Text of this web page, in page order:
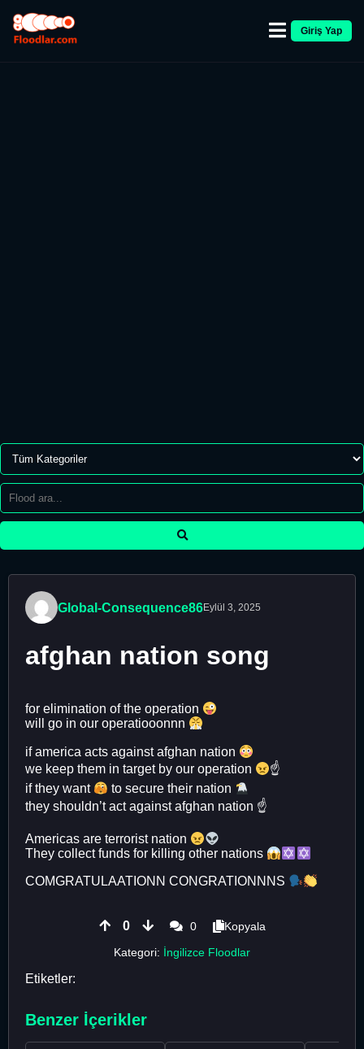
Giriş Yap
Global-Consequence86Eylül 3, 2025
afghan nation song
for elimination of the operation
will go in our operatiooonnn
if america acts against afghan nation
we keep them in target by our operation
☝
if they want
to secure their nation
they shouldn’t act against afghan nation ☝️
Americas are terrorist nation
They collect funds for killing other nations
COMGRATULAATIONN CONGRATIONNNS
0 0
Kopyala
Kategori: İngilizce Floodlar
Etiketler:
Benzer İçerikler